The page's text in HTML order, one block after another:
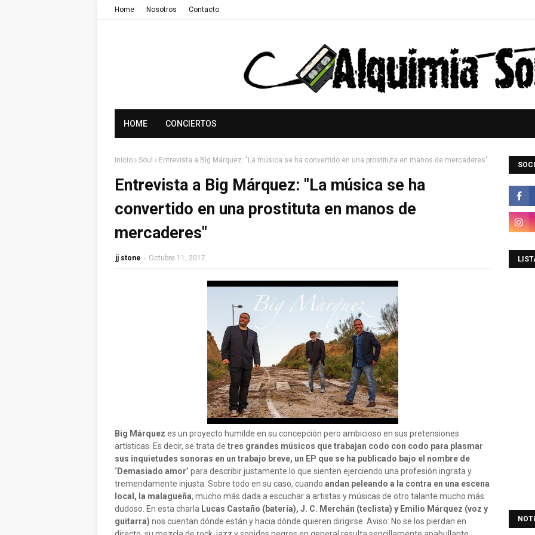
Home Nosotros Contacto
HOME CONCIERTOS
Inicio Soul Entrevista a Big Márquez: "La música se ha convertido en una prostituta en manos de mercaderes"
Entrevista a Big Márquez: "La música se ha
convertido en una prostituta en manos de
mercaderes"
jj stone - Octubre 11, 2017
Big Márquez es un proyecto humilde en su concepción pero ambicioso en sus pretensiones
artísticas. Es decir, se trata de tres grandes músicos que trabajan codo con codo para plasmar
sus inquietudes sonoras en un trabajo breve, un EP que se ha publicado bajo el nombre de
‘Demasiado amor’ para describir justamente lo que sienten ejerciendo una profesión ingrata y
tremendamente injusta. Sobre todo en su caso, cuando andan peleando a la contra en una escena
local, la malagueña, mucho más dada a escuchar a artistas y músicas de otro talante mucho más
dudoso. En esta charla Lucas Castaño (batería), J. C. Merchán (teclista) y Emilio Márquez (voz y
guitarra) nos cuentan dónde están y hacia dónde quieren dirigirse. Aviso: No se los pierdan en